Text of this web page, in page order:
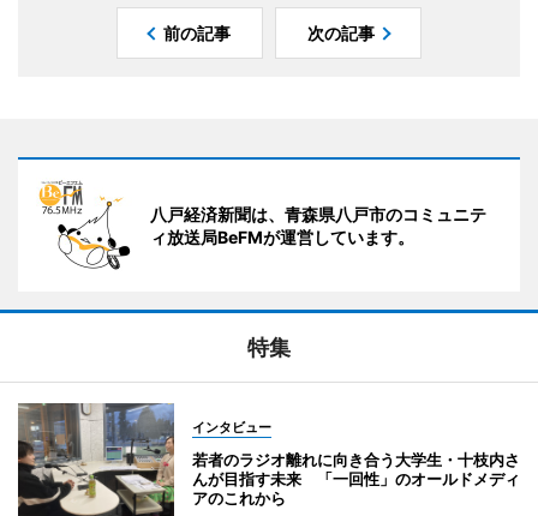
前の記事 次の記事
八戸経済新聞は、青森県八戸市のコミュニテ
ィ放送局BeFMが運営しています。
特集
インタビュー
若者のラジオ離れに向き合う大学生・十枝内さ
んが目指す未来 「一回性」のオールドメディ
アのこれから